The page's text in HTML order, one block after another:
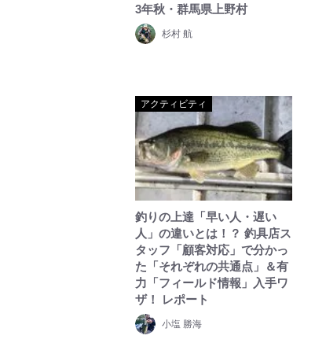
3年秋・群馬県上野村
杉村 航
アクティビティ
釣りの上達「早い人・遅い
人」の違いとは！？ 釣具店ス
タッフ「顧客対応」で分かっ
た「それぞれの共通点」＆有
力「フィールド情報」入手ワ
ザ！ レポート
小塩 勝海